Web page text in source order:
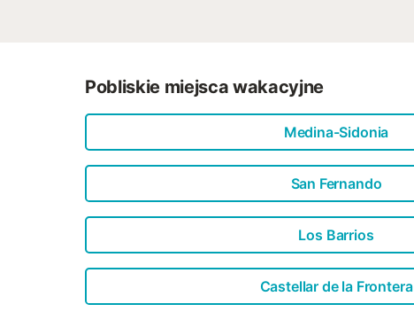
Pobliskie miejsca wakacyjne
Medina-Sidonia
San Fernando
Los Barrios
Castellar de la Frontera